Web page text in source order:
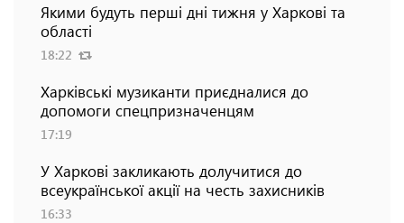
Якими будуть перші дні тижня у Харкові та
області
18:22
Харківські музиканти приєдналися до
допомоги спецпризначенцям
17:19
У Харкові закликають долучитися до
всеукраїнської акції на честь захисників
16:33